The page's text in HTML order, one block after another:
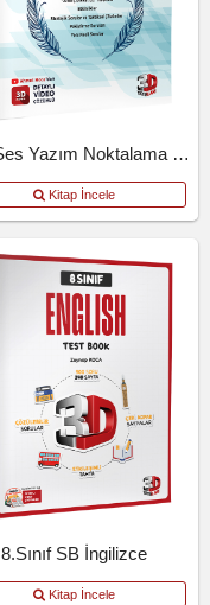
TYT Ses Yazım Noktalama Kosb
Kitap İncele
8.Sınıf SB İngilizce
Kitap İncele